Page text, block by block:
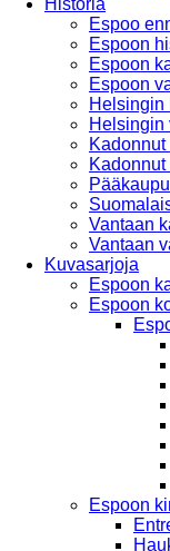
Espoo
Espoon
Espoon
Espoon
Helsingin
Helsingin
Vantaan
Vantaan
Kuvasarjoja
Espoon
Espoon
Espoon